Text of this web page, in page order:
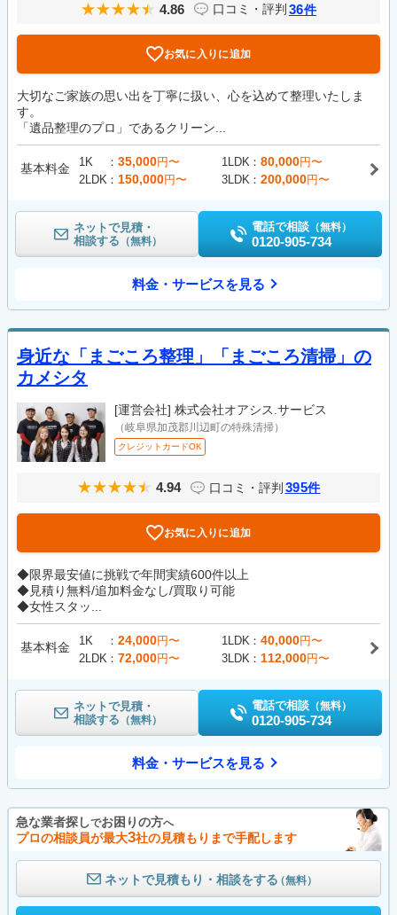
4.86 口コミ・評判 36件
お気に入りに追加
大切なご家族の思い出を丁寧に扱い、心を込めて整理いたしま
す。
「遺品整理のプロ」であるクリーン...
基本料金 1K 35,000円〜 1LDK 80,000円〜
2LDK
150,000円〜 3LDK 200,000円〜
ネットで見積・
相談する （無料）
電話で相談 （無料）
0120-905-734
料金・サービスを見る
身近な「まごころ整理」「まごころ清掃」の
カメシタ
[運営会社] 株式会社オアシス.サービス
（岐阜県加茂郡川辺町の特殊清掃）
クレジットカードOK
4.94 口コミ・評判 395件
お気に入りに追加
◆限界最安値に挑戦で年間実績600件以上
◆見積り無料/追加料金なし/買取り可能
◆女性スタッ...
基本料金 1K 24,000円〜 1LDK 40,000円〜
2LDK
72,000円〜 3LDK 112,000円〜
ネットで見積・
相談する （無料）
電話で相談 （無料）
0120-905-734
料金・サービスを見る
急な業者探しでお困りの方へ
プロの相談員が最大3社の見積もりまで手配します
ネットで見積もり・相談をする（無料）